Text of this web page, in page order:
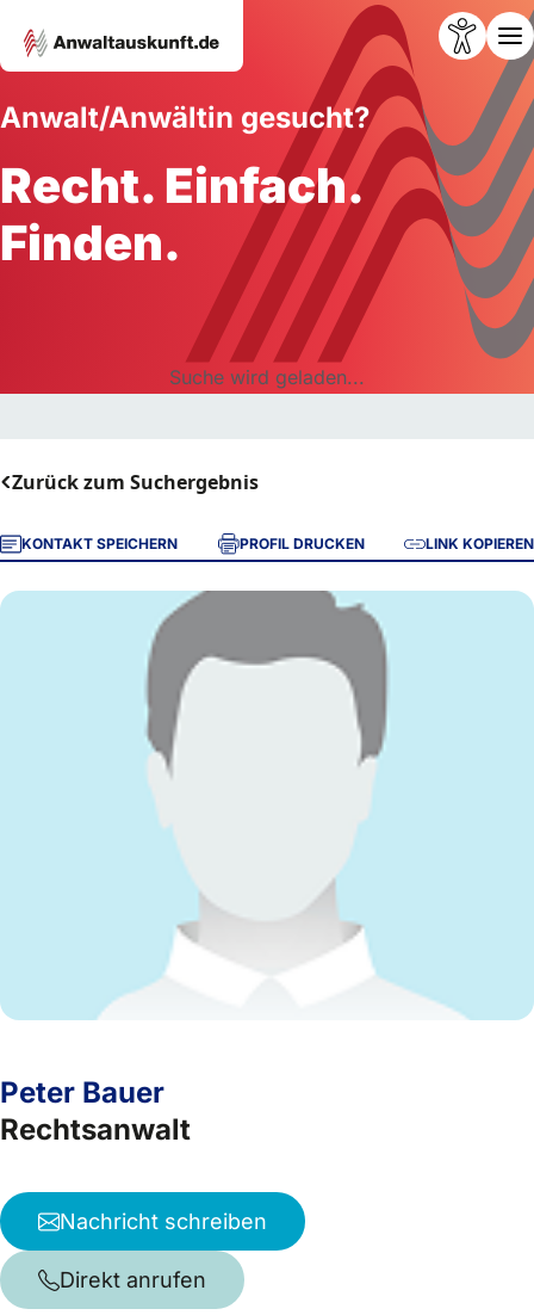
Anwalt/Anwältin gesucht?
Recht. Einfach.
Finden.
Suche wird geladen...
Zurück zum Suchergebnis
KONTAKT SPEICHERN PROFIL DRUCKEN LINK KOPIEREN
Peter Bauer
Rechtsanwalt
Nachricht schreiben
Direkt anrufen